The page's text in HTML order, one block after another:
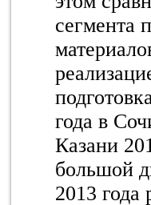
сегмента
года в
Казани
большой
2013 года